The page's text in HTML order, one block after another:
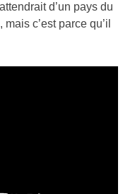
d’un pays du
c’est parce qu’il